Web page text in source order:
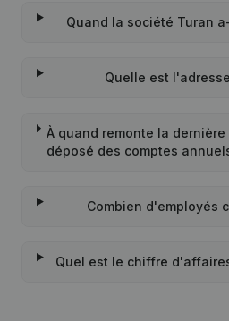
Quand la société Turan
Quelle est
À quand remonte la
déposé des comptes
Combien d'employés
Quel est le chiffre